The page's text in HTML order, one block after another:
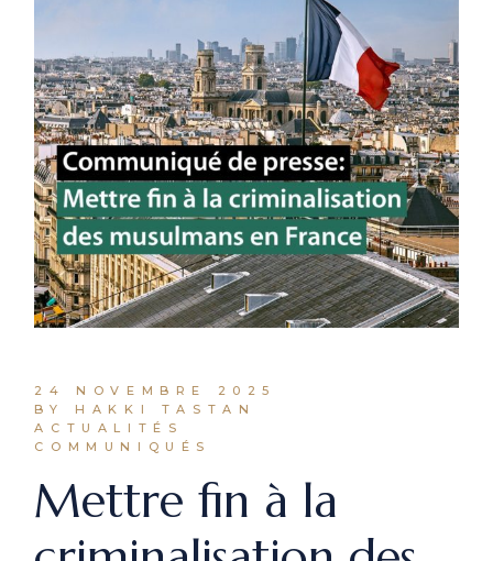
24 NOVEMBRE 2025
BY HAKKI TASTAN
ACTUALITÉS
COMMUNIQUÉS
Mettre fin à la